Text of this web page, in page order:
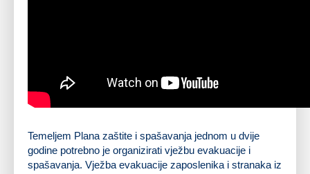
Temeljem Plana zaštite i spašavanja jednom u dvije
godine potrebno je organizirati vježbu evakuacije i
spašavanja. Vježba evakuacije zaposlenika i stranaka iz